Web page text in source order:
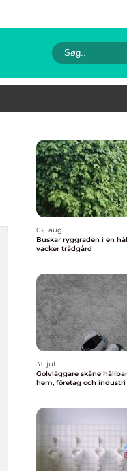
02. aug
Buskar ryggraden i en hållbar och
vacker trädgård
31. jul
Golvläggare skåne hållbara golv för
hem, företag och industri